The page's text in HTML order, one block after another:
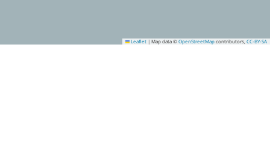
Leaflet | Map data © OpenStreetMap contributors, CC-BY-SA